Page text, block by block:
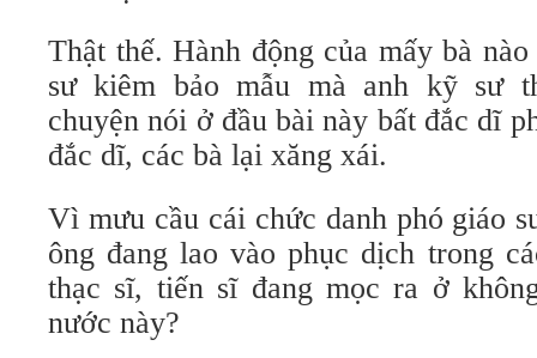
Thật thế. Hành động của mấy bà
sư kiêm bảo mẫu mà anh kỹ sư
chuyện nói ở đầu bài này bất đắc dĩ
đắc dĩ, các bà lại xăng xái.
Vì mưu cầu cái chức danh phó giáo
ông đang lao vào phục dịch trong
thạc sĩ, tiến sĩ đang mọc ra ở
nước này?